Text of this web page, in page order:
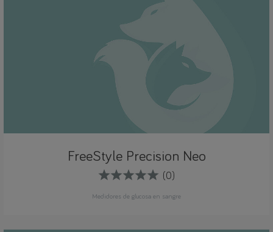
FreeStyle Precision Neo
(0)
Medidores de glucosa en sangre